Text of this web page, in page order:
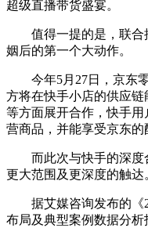
超级直播带货盛宴。
值得一提的是，联合
姻后的第一个大动作。
今年5月27日，京东零
方将在快手小店的供应
等方面展开合作，快手
营商品，并能享受京东的
而此次与快手的深度
更大范围及更深度的触达
据艾媒咨询发布的《
布局及典型案例数据分